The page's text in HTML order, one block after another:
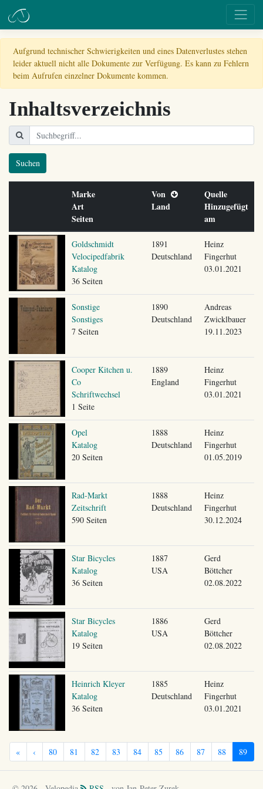
Aufgrund technischer Schwierigkeiten und eines Datenverlustes stehen
leider aktuell nicht alle Dokumente zur Verfügung. Es kann zu Fehlern
beim Aufrufen einzelner Dokumente kommen.
Inhaltsverzeichnis
Suchen
Marke
Art
Seiten
Von
Land
Quelle
Hinzugefügt
am
Goldschmidt
Velocipedfabrik
Katalog
36 Seiten
1891
Deutschland
Heinz
Fingerhut
03.01.2021
Sonstige
Sonstiges
7 Seiten
1890
Deutschland
Andreas
Zwicklbauer
19.11.2023
Cooper Kitchen u.
Co
Schriftwechsel
1 Seite
1889
England
Heinz
Fingerhut
03.01.2021
Opel
Katalog
20 Seiten
1888
Deutschland
Heinz
Fingerhut
01.05.2019
Rad-Markt
Zeitschrift
590 Seiten
1888
Deutschland
Heinz
Fingerhut
30.12.2024
Star Bicycles
Katalog
36 Seiten
1887
USA
Gerd
Böttcher
02.08.2022
Star Bicycles
Katalog
19 Seiten
1886
USA
Gerd
Böttcher
02.08.2022
Heinrich Kleyer
Katalog
36 Seiten
1885
Deutschland
Heinz
Fingerhut
03.01.2021
« ‹ 80 81 82 83 84 85 86 87 88 89